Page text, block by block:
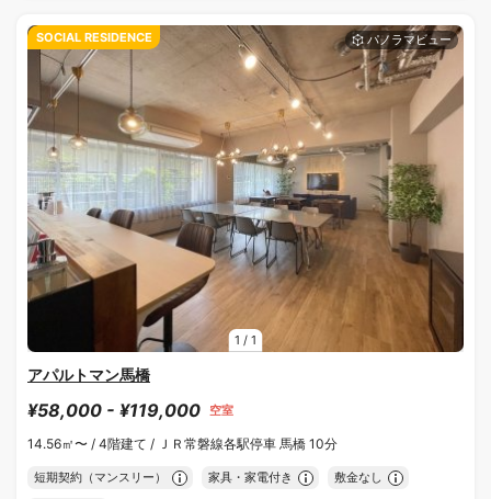
1 / 1
SOCIAL RESIDENCE
アパルトマン馬橋
¥58,000 - ¥119,000 空室
14.56㎡〜 / 4階建て / ＪＲ常磐線各駅停車 馬橋 10分
短期契約（マンスリー） 家具・家電付き 敷金なし